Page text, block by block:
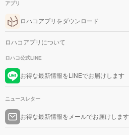
アプリ
ロハコアプリをダウンロード
ロハコアプリについて
ロハコ公式LINE
お得な最新情報をLINEでお届けします
ニュースレター
お得な最新情報をメールでお届けします